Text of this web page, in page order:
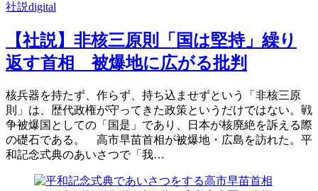
社説digital
【社説】非核三原則「国は堅持」繰り
返す首相 被爆地に広がる批判
核兵器を持たず、作らず、持ち込ませずという「非核三原
則」は、歴代政権が守ってきた政策というだけではない。戦
争被爆国としての「国是」であり、日本が核廃絶を訴える際
の礎石である。 高市早苗首相が被爆地・広島を訪れた。平
和記念式典のあいさつで「我…